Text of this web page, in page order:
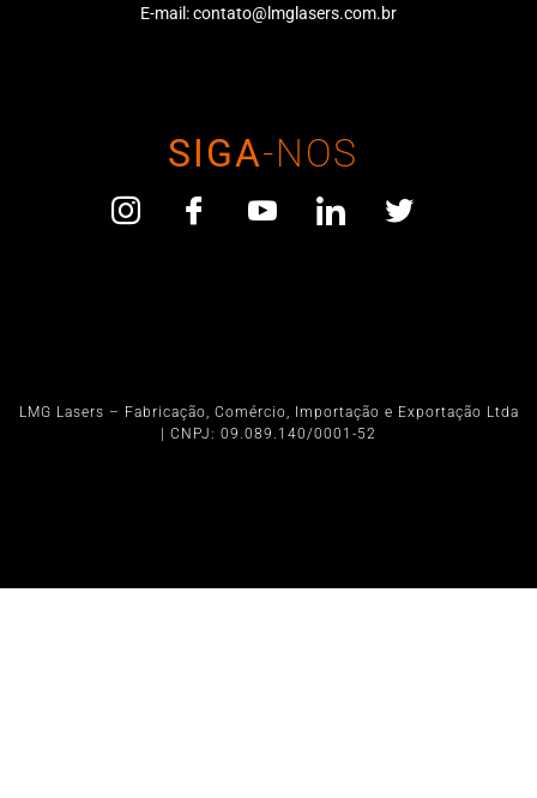
E-mail:contato@lmglasers.com.br
SIGA-NOS
LMG Lasers – Fabricação, Comércio, Importação e Exportação Ltda
| CNPJ: 09.089.140/0001-52